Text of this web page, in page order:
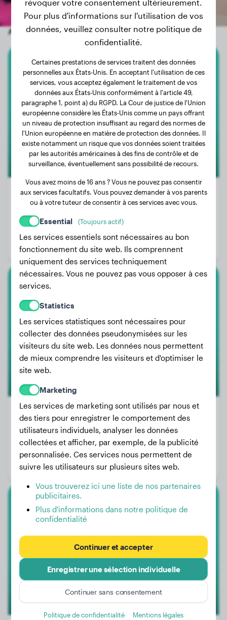
Autres chiens aléatoires
Golden Retriever
Benji
Poids:
Âge:
4 ans, 2 mois
Genre:
Âge:
2 ans, 3 mois
Genre:
Border Collie
Loki
révoquer votre consentement ultérieurement.
Pour plus d'informations sur l'utilisation de vos
données, veuillez consulter notre politique de
confidentialité.
Certaines prestations de services traitent des données
personnelles aux États-Unis. En acceptant l'utilisation de ces
services, vous acceptez également le traitement de vos
données aux États-Unis conformément à l'article 49,
paragraphe 1, point a) du RGPD. La Cour de justice de l'Union
européenne considère les États-Unis comme un pays offrant
un niveau de protection insuffisant au regard des normes de
l'Union européenne en matière de protection des données. Il
existe notamment un risque que vos données soient traitées
par les autorités américaines à des fins de contrôle et de
surveillance, éventuellement sans possibilité de recours.
Vous avez moins de 16 ans ? Vous ne pouvez pas consentir
aux services facultatifs. Vous pouvez demander à vos parents
ou à votre tuteur de consentir à ces services avec vous.
Essential (Toujours actif)
Les services essentiels sont nécessaires au bon
fonctionnement du site web. Ils comprennent
uniquement des services techniquement
nécessaires. Vous ne pouvez pas vous opposer à ces
services.
Statistics
Les services statistiques sont nécessaires pour
collecter des données pseudonymisées sur les
visiteurs du site web. Les données nous permettent
de mieux comprendre les visiteurs et d'optimiser le
site web.
Marketing
Les services de marketing sont utilisés par nous et
des tiers pour enregistrer le comportement des
utilisateurs individuels, analyser les données
collectées et afficher, par exemple, de la publicité
personnalisée. Ces services nous permettent de
suivre les utilisateurs sur plusieurs sites web.
Vous trouverez ici une liste de nos partenaires
publicitaires.
Plus d'informations dans notre politique de
confidentialité
Continuer et accepter
Enregistrer une sélection individuelle
Continuer sans consentement
Politique de confidentialité Mentions légales